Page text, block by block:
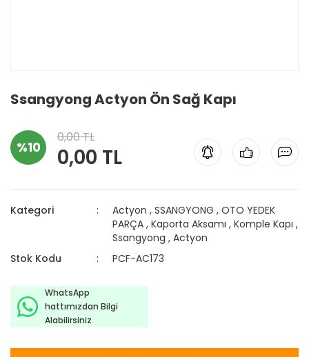
Ssangyong Actyon Ön Sağ Kapı
%10
0,00 TL
0,00 TL
Kategori Actyon ,SSANGYONG ,OTO YEDEK
PARÇA ,Kaporta Aksamı ,Komple Kapı ,
Ssangyong ,Actyon
Stok Kodu
PCF-AC173
WhatsApp
hattımızdan Bilgi
Alabilirsiniz